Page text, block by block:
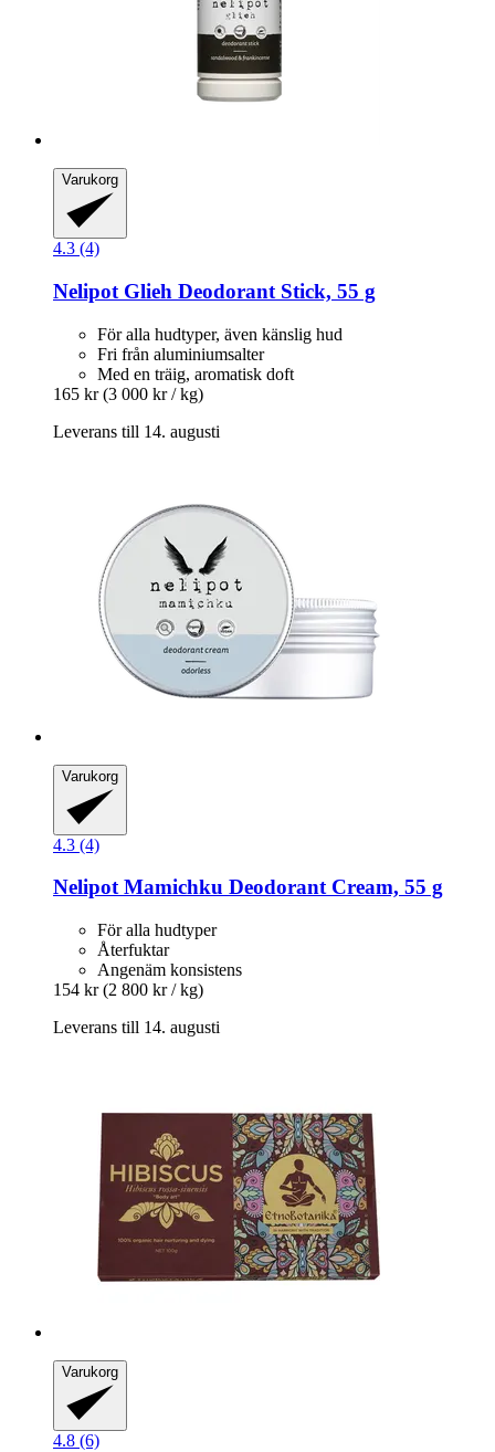
Varukorg
4.3 (4)
Nelipot Glieh Deodorant Stick, 55 g
För alla hudtyper, även känslig hud
Fri från aluminiumsalter
Med en träig, aromatisk doft
165 kr (3 000 kr / kg)
Leverans till 14. augusti
Varukorg
4.3 (4)
NelipotMamichku Deodorant Cream, 55 g
För alla hudtyper
Återfuktar
Angenäm konsistens
154 kr (2 800 kr / kg)
Leverans till 14. augusti
Varukorg
4.8 (6)